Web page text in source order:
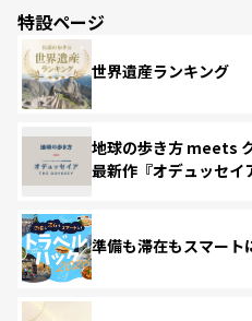
特設ページ
世界遺産ランキング
地球の歩き方 meets
最新作『オデュッセイ
準備も滞在もスマー